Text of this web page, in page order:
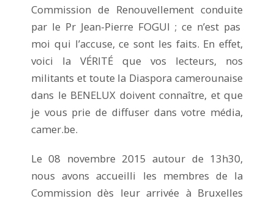
Commission de Renouvellement conduite
par le Pr Jean-Pierre FOGUI ; ce n’est pas
moi qui l’accuse, ce sont les faits. En effet,
voici la VÉRITÉ que vos lecteurs, nos
militants et toute la Diaspora camerounaise
dans le BENELUX doivent connaître, et que
je vous prie de diffuser dans votre média,
camer.be.
Le 08 novembre 2015 autour de 13h30,
nous avons accueilli les membres de la
Commission dès leur arrivée à Bruxelles